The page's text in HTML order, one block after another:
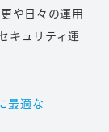
や日々の運用
キュリティ運
最適な